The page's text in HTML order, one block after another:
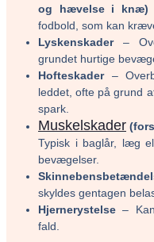
og hævelse i knæ)
fodbold, som kan
Lyskenskader–
grundet hurtige
Hofteskader–
leddet, ofte på grund
spark.
Muskelskader
Typisk i baglår, læg
bevægelser.
skyldes gentagen
Hjernerystelse –
fald.